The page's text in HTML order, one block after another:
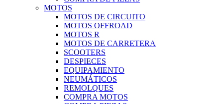
MOTOS
MOTOS DE CIRCUITO
MOTOS OFFROAD
MOTOS R
MOTOS DE CARRETERA
SCOOTERS
DESPIECES
EQUIPAMIENTO
NEUMÁTICOS
REMOLQUES
COMPRA MOTOS